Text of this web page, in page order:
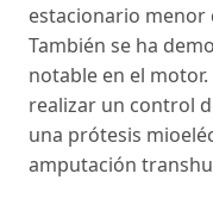
estacionario menor
También se ha
notable en el
realizar un control
una prótesis
amputación